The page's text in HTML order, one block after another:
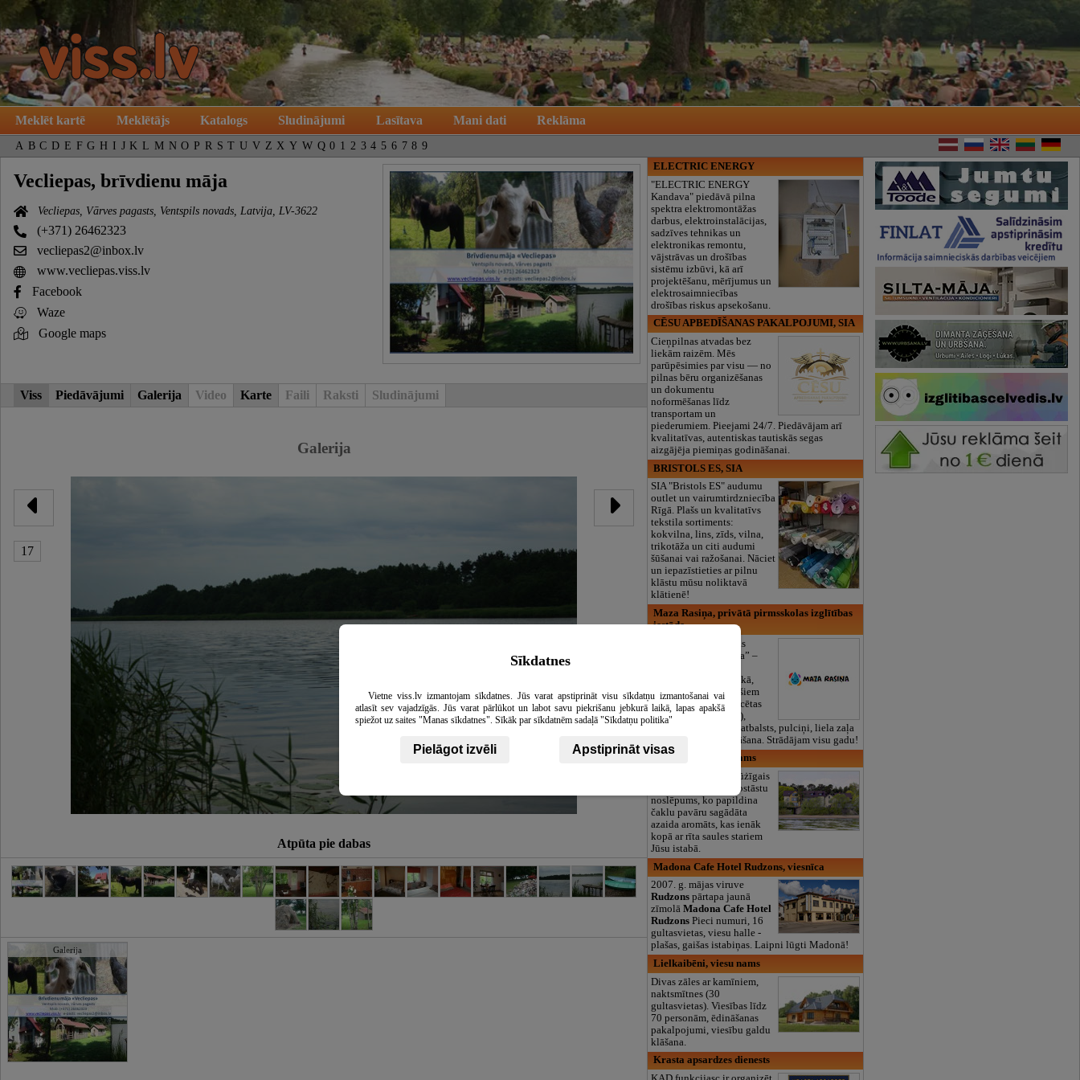
Meklēt kartē Meklētājs Katalogs Sludinājumi Lasītava Mani dati Reklāma
A B C D E F G H I J K L M N O P R S T U V Z X Y W Q 0 1 2 3 4 5 6 7 8 9
Vecliepas, brīvdienu māja
Vecliepas, Vārves pagasts, Ventspils novads, Latvija, LV-3622
(+371) 26462323
vecliepas2@inbox.lv
www.vecliepas.viss.lv
Facebook
Waze
Google maps
Viss Piedāvājumi Galerija Video Karte Faili Raksti Sludinājumi
Galerija
17
Atpūta pie dabas
Galerija
ELECTRIC ENERGY
"ELECTRIC ENERGY
Kandava" piedāvā pilna
spektra elektromontāžas
darbus, elektroinstalācijas,
sadzīves tehnikas un
elektronikas remontu,
vājstrāvas un drošības
sistēmu izbūvi, kā arī
projektēšanu, mērījumus un
elektrosaimniecības
drošības riskus apsekošanu.
CĒSU APBEDĪŠANAS PAKALPOJUMI, SIA
Cieņpilnas atvadas bez
liekām raizēm. Mēs
parūpēsimies par visu — no
pilnas bēru organizēšanas
un dokumentu
noformēšanas līdz
transportam un
piederumiem. Pieejami 24/7. Piedāvājam arī
kvalitatīvas, autentiskas tautiskās segas
aizgājēja piemiņas godināšanai.
BRISTOLS ES, SIA
SIA "Bristols ES" audumu
outlet un vairumtirdzniecība
Rīgā. Plašs un kvalitatīvs
tekstila sortiments:
kokvilna, lins, zīds, vilna,
trikotāža un citi audumi
šūšanai vai ražošanai. Nāciet
un iepazīstieties ar pilnu
klāstu mūsu noliktavā
klātienē!
Maza Rasiņa, privātā pirmsskolas izglītības
iestāde
Pirmsskolas izglītības
iestāde “Maza Rasiņa” –
Pārdaugavā, Zasulaukā,
bērniem no 10 mēnešiem
līdz 6 gadiem. Licencētas
programmas (LV/RU),
logopēds, speciālais atbalsts, pulciņi, liela zaļa
teritorija un 3x ēdināšana. Strādājam visu gadu!
Villa Anna, viesu nams
- tas ir mūżīgais
sirmās jūras un tas nostāstu
noslēpums, ko papildina
čaklu pavāru sagādāta
azaida aromāts, kas ienāk
kopā ar rīta saules stariem
Jūsu istabā.
Madona Cafe Hotel Rudzons, viesnīca
2007. g. mājas viruve
Rudzons pārtapa jaunā
zīmolāMadona Cafe Hotel
Rudzons Pieci numuri, 16
gultasvietas, viesu halle -
plašas, gaišas istabiņas. Laipni lūgti Madonā!
Lielkaibēni, viesu nams
Divas zāles ar kamīniem,
naktsmītnes (30
gultasvietas). Viesības līdz
70 personām, ēdināšanas
pakalpojumi, viesību galdu
klāšana.
Krasta apsardzes dienests
Sīkdatnes
Vietne viss.lv izmantojam sīkdatnes. Jūs varat apstiprināt visu sīkdatņu izmantošanai vai
atlasīt sev vajadzīgās. Jūs varat pārlūkot un labot savu piekrišanu jebkurā laikā, lapas apakšā
spiežot uz saites "Manas sīkdatnes". Sīkāk par sīkdatnēm sadaļā "Sīkdatņu politika"
Pielāgot izvēli Apstiprināt visas